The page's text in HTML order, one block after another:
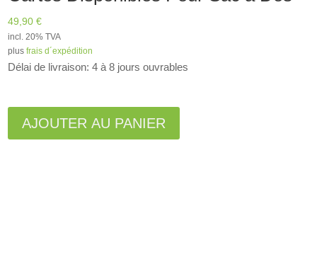
49,90€
incl. 20% TVA
plusfrais d´expédition
Délai de livraison: 4 à 8 jours ouvrables
AJOUTER AU PANIER